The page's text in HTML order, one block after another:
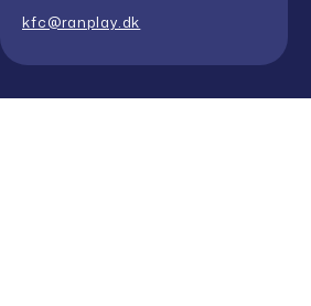
kfc@ranplay.dk